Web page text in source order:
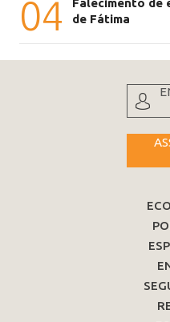
04
Falecimento de
de Fátima